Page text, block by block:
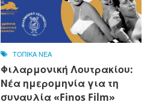
ΤΟΠΙΚΑ ΝΕΑ
Φιλαρμονική Λουτρακίου:
Νέα ημερομηνία για τη
συναυλία «Finos Film»